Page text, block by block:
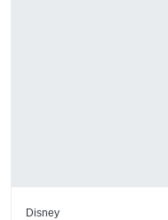
Disney